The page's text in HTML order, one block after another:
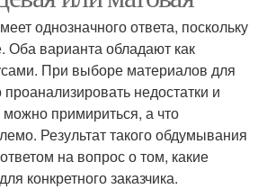
однозначного ответа, поскольку
Оба варианта обладают как
При выборе материалов для
недостатки и
примириться, а что
Результат такого обдумывания
на вопрос о том, какие
конкретного заказчика.